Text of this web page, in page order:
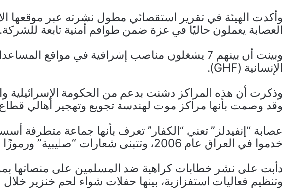
العصابة يعملون حاليًا في غزة ضمن طواقم أمنية تابعة للشركة.
وبينت أن بينهم 7 يشغلون مناصب إشرافية في مواقع
الإنسانية (GHF).
وذكرت أن هذه المراكز دشنت بدعم من الحكومة الإسرائيلية
وقد وصمت بأنها مراكز موت لهندسة تجويع وتهجير أهالي
عصابة “إنفيدلز” تعني “الكفار” تعرف بأنها جماعة متطرفة
خدموا في العراق عام 2006، وتتبنى شعارات “صليبية” ورموزًا معادية للإسلام.
دأبت على نشر خطابات كراهية ضد المسلمين على منصاتها
وتنظيم فعاليات استفزازية، بينها حفلات شواء لحم خنزير